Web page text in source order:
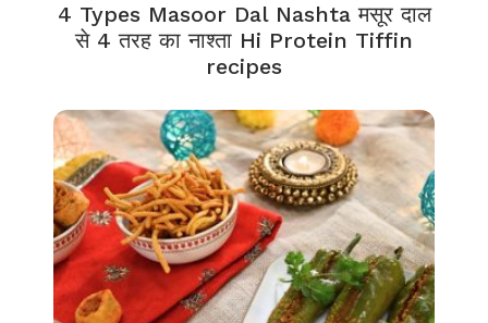
4 Types Masoor Dal Nashta मसूर दाल
से 4 तरह का नाश्ता Hi Protein Tiffin
recipes